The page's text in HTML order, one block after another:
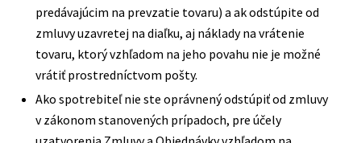
predávajúcim na prevzatie tovaru) a ak odstúpite od
zmluvy uzavretej na diaľku, aj náklady na vrátenie
tovaru, ktorý vzhľadom na jeho povahu nie je možné
vrátiť prostredníctvom pošty.
Ako spotrebiteľ nie ste oprávnený odstúpiť od zmluvy
v zákonom stanovených prípadoch, pre účely